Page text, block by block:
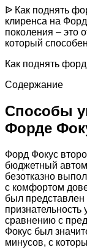
ᐉ Как поднять
клиренса на
поколения – это
который способен
Как поднять
Содержание
Способы
Форде
Форд Фокус
бюджетный
безотказно
с комфортом
был представлен
признательность
сравнению с
Фокус был
минусов, с